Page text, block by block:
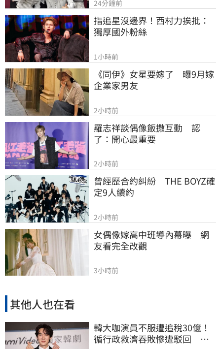
24分鐘前
指追星沒邊界！西村力挨批：
獨厚國外粉絲
1小時前
《同伊》女星要嫁了　曝9月嫁
企業家男友
2小時前
羅志祥談偶像飯撒互動　認
了：開心最重要
2小時前
曾經歷合約糾紛　THE BOYZ確
定9人續約
2小時前
女偶像嫁高中班導內幕曝　網
友看完全改觀
3小時前
其他人也在看
韓大咖演員不服遭追稅30億！
循行政救濟吞敗慘遭駁回 公